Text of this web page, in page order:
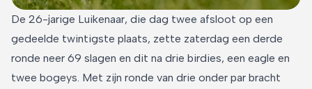
De 26-jarige Luikenaar, die dag twee afsloot op een
gedeelde twintigste plaats, zette zaterdag een derde
ronde neer 69 slagen en dit na drie birdies, een eagle en
twee bogeys. Met zijn ronde van drie onder par bracht